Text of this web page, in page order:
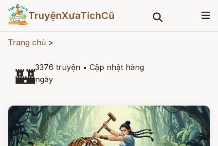
TruyệnXưaTíchCũ
Trang chủ >
🏰3376 truyện • Cập nhật hàng
ngày